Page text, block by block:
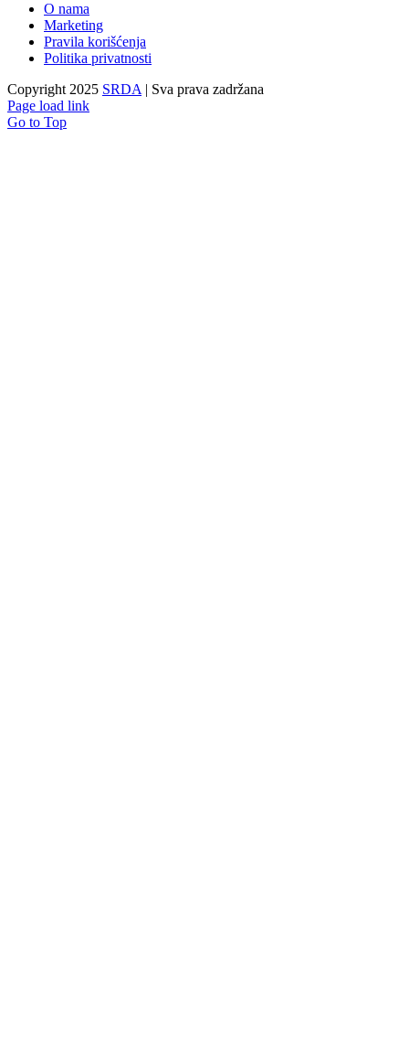
O nama
Marketing
Pravila korišćenja
Politika privatnosti
Copyright 2025 SRDA | Sva prava zadržana
Page load link
Go to Top